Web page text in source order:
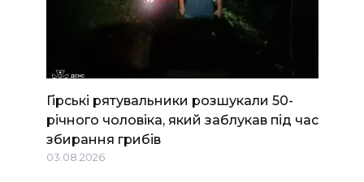
Гірські рятувальники розшукали 50-
річного чоловіка, який заблукав під час
збирання грибів
03.08.2026